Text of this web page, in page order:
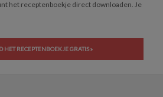
het receptenboekje direct downloaden. Je
HET RECEPTENBOEKJE GRATIS »